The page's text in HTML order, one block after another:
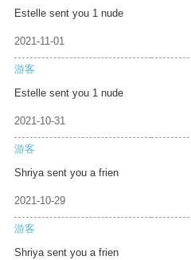
Estelle sent you 1 nude
2021-11-01
游客
Estelle sent you 1 nude
2021-10-31
游客
Shriya sent you a frien
2021-10-29
游客
Shriya sent you a frien